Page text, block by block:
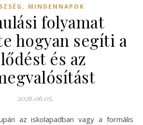
, MINDENNAPOK
folyamat
hogyan segíti a
és az
2026.06.05.